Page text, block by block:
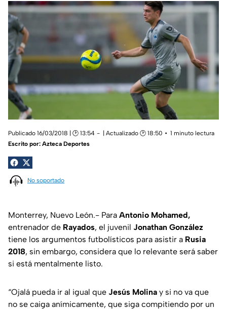
Publicado 16/03/2018 | 🕑 13:54 | Actualizado 🕑 18:50
1 minuto lectura
Escrito por: Azteca Deportes
No soportado
Monterrey, Nuevo León.- Para Antonio Mohamed,
entrenador de Rayados, el juvenil Jonathan González
tiene los argumentos futbolísticos para asistir a Rusia
2018, sin embargo, considera que lo relevante será saber
si está mentalmente listo.
“Ojalá pueda ir al igual que Jesús Molina y si no va que
no se caiga anímicamente, que siga compitiendo por un